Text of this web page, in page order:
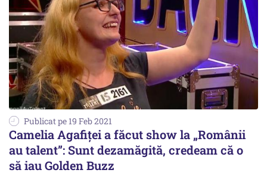
Publicat pe 19 Feb 2021
Camelia Agafiței a făcut show la „Românii
au talent”: Sunt dezamăgită, credeam că o
să iau Golden Buzz